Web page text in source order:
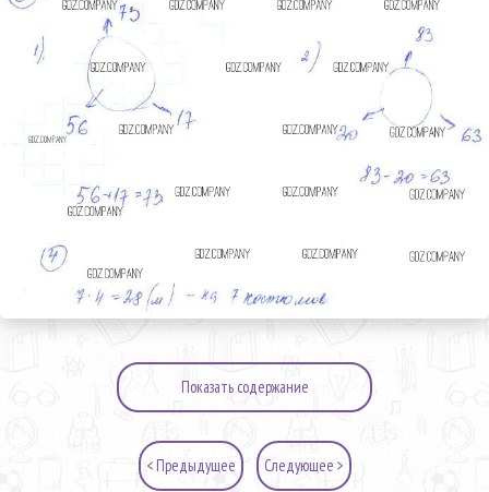
Показать содержание
< Предыдущее Следующее >